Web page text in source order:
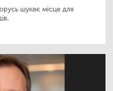
шукає місце для